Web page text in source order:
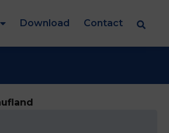
Download Contact